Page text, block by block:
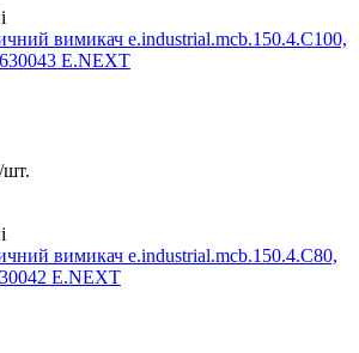
вимикач e.industrial.mcb.150.4.C100,
E.NEXT
/шт.
вимикач e.industrial.mcb.150.4.C80,
E.NEXT